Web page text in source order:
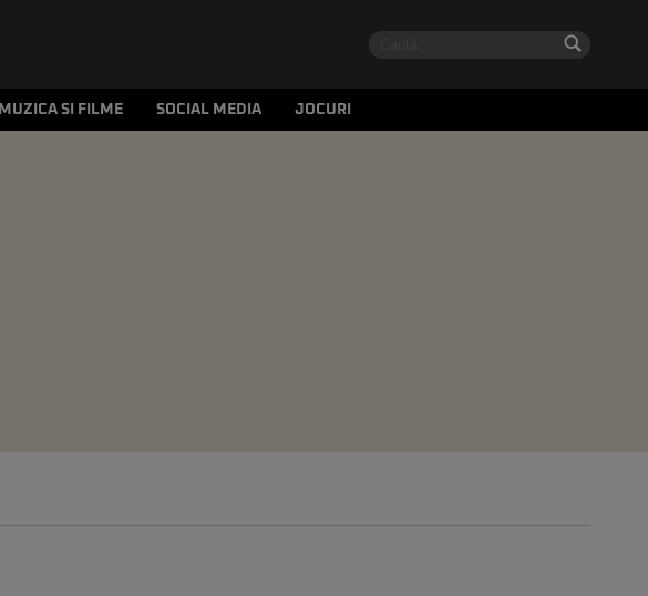
MUZICA SI FILME SOCIAL MEDIA JOCURI